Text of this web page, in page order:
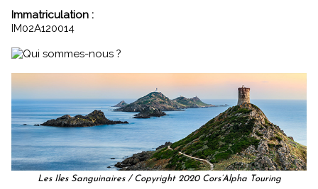
Immatriculation :
IM02A120014
Les Iles Sanguinaires / Copyright 2020 Cors’Alpha Touring